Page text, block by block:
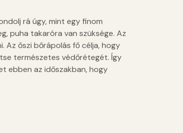
rá úgy, mint egy finom
puha takaróra van szüksége. Az
Az őszi bőrápolás fő célja, hogy
természetes védőrétegét. Így
ebben az időszakban, hogy